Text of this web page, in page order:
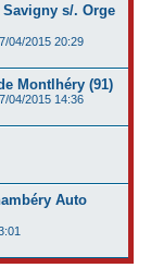
s/. Orge
04/2015 20:29
Montlhéry (91)
04/2015 14:36
Auto